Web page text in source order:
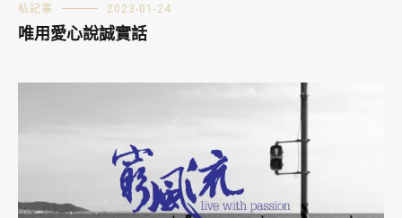
私記事 2023-01-24
唯用愛心說誠實話